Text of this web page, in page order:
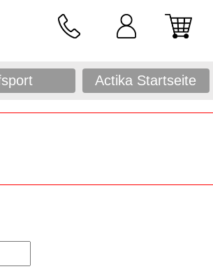
Actika Startseite